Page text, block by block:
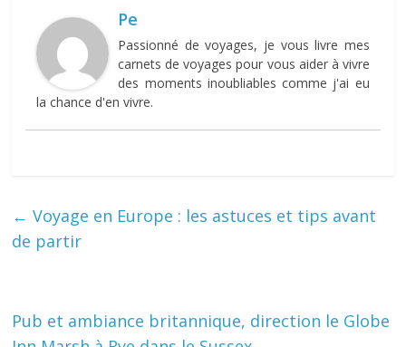
Pe
Passionné de voyages, je vous livre mes
carnets de voyages pour vous aider à vivre
des moments inoubliables comme j'ai eu
la chance d'en vivre.
← Voyage en Europe : les astuces et tips avant
de partir
Pub et ambiance britannique, direction le Globe